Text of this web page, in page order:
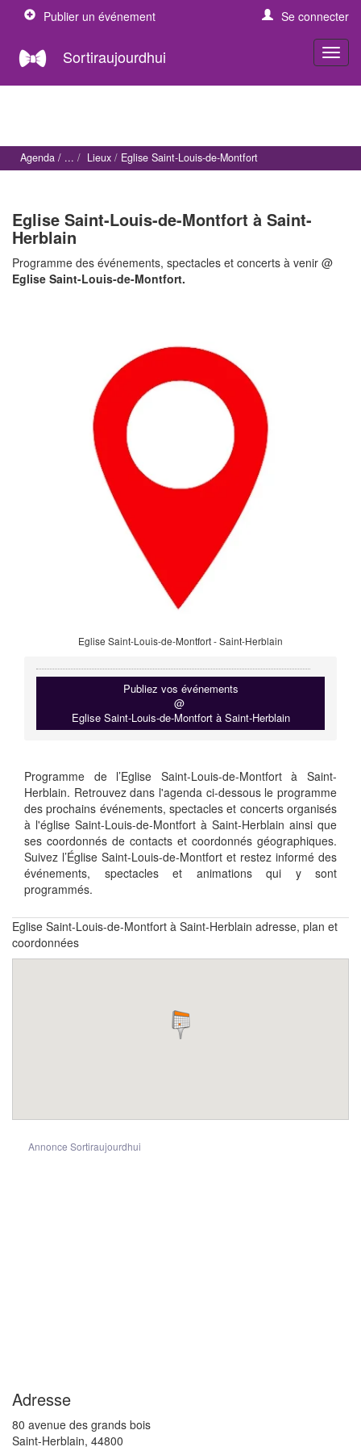
Publier un événement Se connecter
Sortiraujourdhui
Agenda Lieux Eglise Saint-Louis-de-Montfort
Eglise Saint-Louis-de-Montfort à Saint-
Herblain
Programme des événements, spectacles et concerts à venir @
Eglise Saint-Louis-de-Montfort.
Eglise Saint-Louis-de-Montfort - Saint-Herblain
Publiez vos événements
@
Eglise Saint-Louis-de-Montfort à Saint-Herblain
Programme de l’Eglise Saint-Louis-de-Montfort à Saint-
Herblain. Retrouvez dans l'agenda ci-dessous le programme
des prochains événements, spectacles et concerts organisés
à l'église Saint-Louis-de-Montfort à Saint-Herblain ainsi que
ses coordonnés de contacts et coordonnés géographiques.
Suivez l’Église Saint-Louis-de-Montfort et restez informé des
événements, spectacles et animations qui y sont
programmés.
Eglise Saint-Louis-de-Montfort à Saint-Herblain adresse, plan et
coordonnées
Annonce Sortiraujourdhui
Adresse
80 avenue des grands bois
Saint-Herblain, 44800